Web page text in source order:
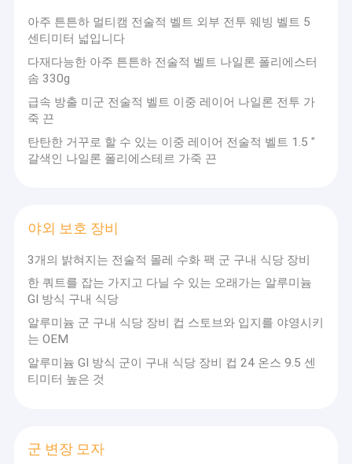
집
제품
우리에 대하여
공장 여행
아주 튼튼하 멀티캠 전술적 벨트 외부 전투 웨빙 벨트 5
센티미터 넓입니다
다재다능한 아주 튼튼하 전술적 벨트 나일론 폴리에스터
솜 330g
급속 방출 미군 전술적 벨트 이중 레이어 나일론 전투 가
죽 끈
탄탄한 거꾸로 할 수 있는 이중 레이어 전술적 벨트 1.5 "
갈색인 나일론 폴리에스테르 가죽 끈
야외 보호 장비
3개의 밝혀지는 전술적 몰레 수화 팩 군 구내 식당 장비
한 쿼트를 잡는 가지고 다닐 수 있는 오래가는 알루미늄
GI 방식 구내 식당
알루미늄 군 구내 식당 장비 컵 스토브와 입지를 야영시키
는 OEM
알루미늄 GI 방식 군이 구내 식당 장비 컵 24 온스 9.5 센
티미터 높은 것
군 변장 모자
2018년 12월에 설립된 회사입니다. 우리는 군사용, 전술용, 중공용
야외 장비 수출에 전문입니다.전술용 섬유 및 보호용 장비의 국내 전
문 제조업체와의 독점적인 장기적 전략적 관계로 지원됩니다..
우리의 가장 큰 차이점은 우리의 공급망이
, 우리의 제품은 극한의 추위, 사막 및 거친 현장 작전을 위해 해외
군사 부대와 산업 엔지니어링 팀에 의해 신뢰됩니다.일반 거래회사
우리는 우리의 제품 라인에 고유 한 표준화 된 이중 계층 품질 관리